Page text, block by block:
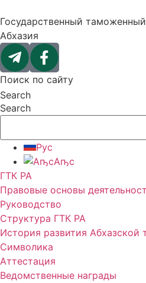
к
содержимому
Государственный
Абхазия
Поиск по сайту
Search
Search
Рус
Аҧс
ГТК РА
Правовые основы
Руководство
Структура ГТК РА
История развития Абхазской
Символика
Аттестация
Ведомственные награды